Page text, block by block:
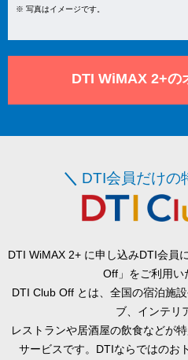
※ 写真はイメージです。
DTI WiMAX 2+の
＼ DTI会員だけの
DTI WiMAX 2+ に申し込みDTI会員
Off」をご利用い
DTI Club Off とは、全国の宿泊施
ブ、インテリ
レストランや居酒屋の飲食などが
サービスです。DTIならではのお